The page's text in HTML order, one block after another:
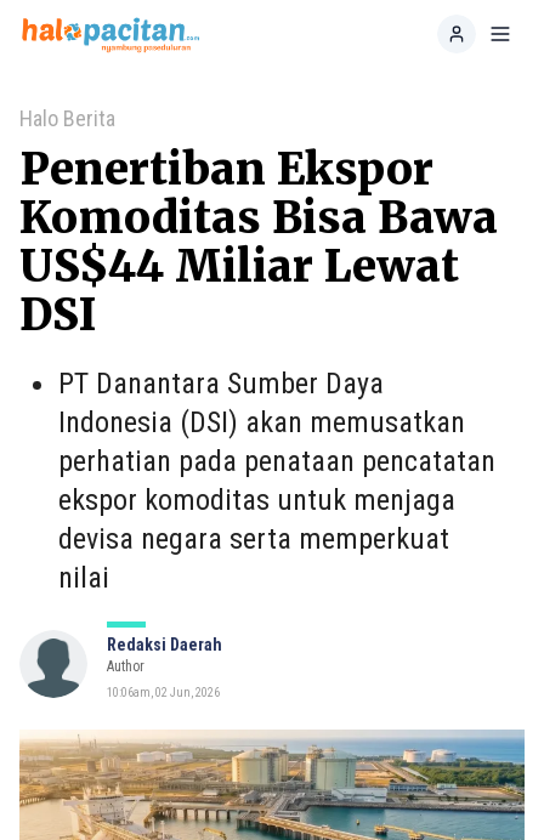
Home
Halo Berita
Penertiban Ekspor
Komoditas Bisa Bawa
US$44 Miliar Lewat
DSI
PT Danantara Sumber Daya
Indonesia (DSI) akan memusatkan
perhatian pada penataan pencatatan
ekspor komoditas untuk menjaga
devisa negara serta memperkuat
nilai
Redaksi Daerah
Author
10:06am, 02 Jun, 2026